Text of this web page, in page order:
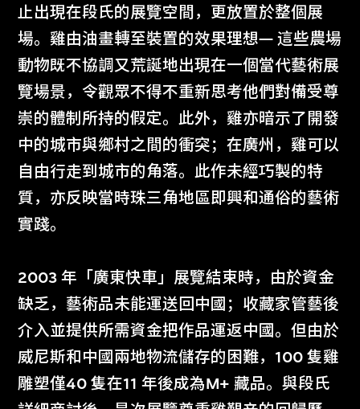
止出現在段氏的展覽空間，更放置於整個展
場。雞由油畫轉至裝置的效果理想— 這些農場
動物既不協調又荒誕地出現在一個當代藝術展
覽場景，令觀眾不得不重新思考他們對備受尊
崇的體制所持的假定。此外，雞亦暗示了開發
中的城市與鄉村之間的衝突；在廣州，雞可以
自由行走到城市的角落。此作未經巧製的特
質，亦反映當時珠三角地區即興和通俗的藝術
實踐。
2003 年「廣東快車」展覽結束時，由於資金
缺乏，藝術品未能運送回中國；收藏家管藝後
介入並提供所需資金把作品運返中國。但由於
威尼斯和中國兩地物流儲存的困難，100 隻雞
雕塑僅40 隻在11 年後成為M+ 藏品。與段氏